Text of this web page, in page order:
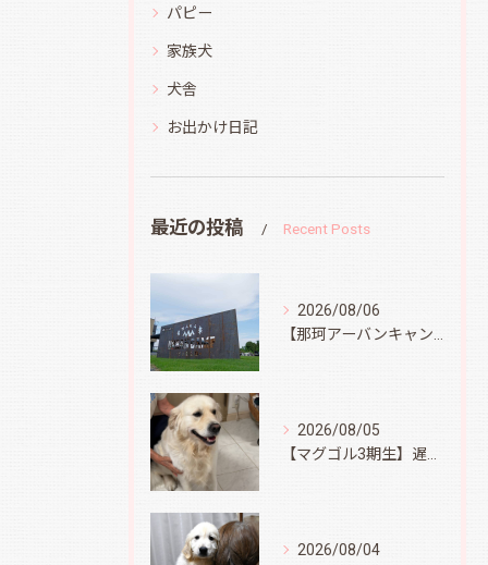
パピー
家族犬
犬舎
お出かけ日記
最近の投稿 Recent Posts
2026/08/06
2026/08/05
2026/08/04